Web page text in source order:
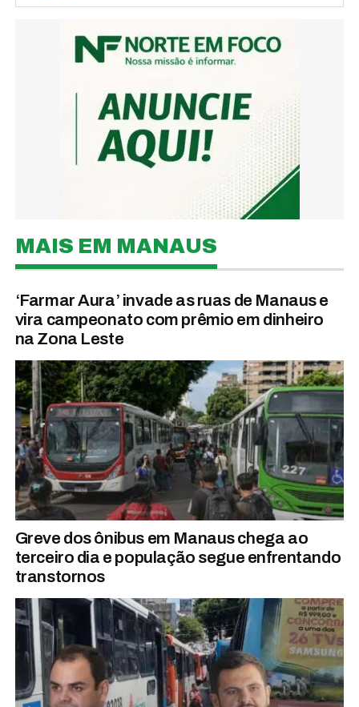
MAIS EM MANAUS
‘Farmar Aura’ invade as ruas de Manaus e
vira campeonato com prêmio em dinheiro
na Zona Leste
Greve dos ônibus em Manaus chega ao
terceiro dia e população segue enfrentando
transtornos